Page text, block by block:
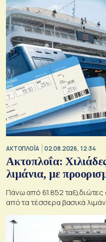
ΑΚΤΟΠΛΟΪΑ 02.08.2026, 12:34
Ακτοπλοΐα:
λιμάνια, με
Πάνω από 61.852
από τα τέσσερα βασικά